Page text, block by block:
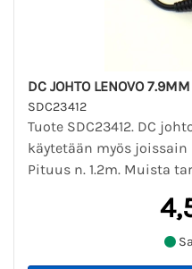
DC JOHTO LENOVO
SDC23412
Tuote SDC23412. DC
käytetään myös
Pituus n. 1.2m. Muista